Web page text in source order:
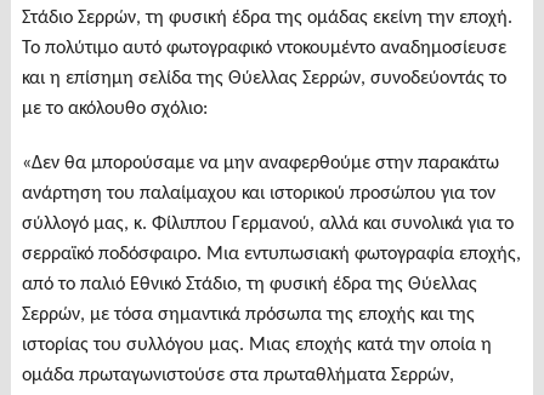
Στάδιο Σερρών, τη φυσική έδρα της ομάδας εκείνη την εποχή.
Το πολύτιμο αυτό φωτογραφικό ντοκουμέντο αναδημοσίευσε
και η επίσημη σελίδα της Θύελλας Σερρών, συνοδεύοντάς το
με το ακόλουθο σχόλιο:
«Δεν θα μπορούσαμε να μην αναφερθούμε στην παρακάτω
ανάρτηση του παλαίμαχου και ιστορικού προσώπου για τον
σύλλογό μας, κ. Φίλιππου Γερμανού, αλλά και συνολικά για το
σερραϊκό ποδόσφαιρο. Μια εντυπωσιακή φωτογραφία εποχής,
από το παλιό Εθνικό Στάδιο, τη φυσική έδρα της Θύελλας
Σερρών, με τόσα σημαντικά πρόσωπα της εποχής και της
ιστορίας του συλλόγου μας. Μιας εποχής κατά την οποία η
ομάδα πρωταγωνιστούσε στα πρωταθλήματα Σερρών,